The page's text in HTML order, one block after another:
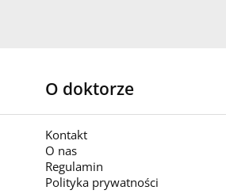
O doktorze
Kontakt
O nas
Regulamin
Polityka prywatności